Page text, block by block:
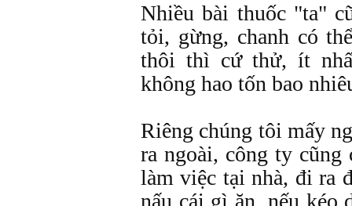
Nhiều bài thuốc "ta"
tỏi, gừng, chanh có
thôi thì cứ thử, ít
không hao tốn bao
Riêng chúng tôi mấy
ra ngoài, công ty cũng
làm việc tại nhà, đi ra
nấu cái gì ăn, nếu kéo